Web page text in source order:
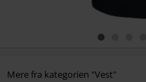
Mere fra kategorien "Vest"